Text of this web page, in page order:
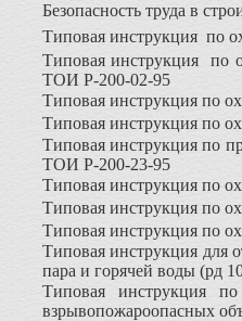
Безопасность труда в
Типовая инструкция по
Типовая инструкция по
ТОИ Р-200-02-95
Типовая инструкция по
Типовая инструкция по
Типовая инструкция по
ТОИ Р-200-23-95
Типовая инструкция по
Типовая инструкция по
Типовая инструкция по
Типовая инструкция для
пара и горячей воды (рд
Типовая инструкция
взрывопожароопасных